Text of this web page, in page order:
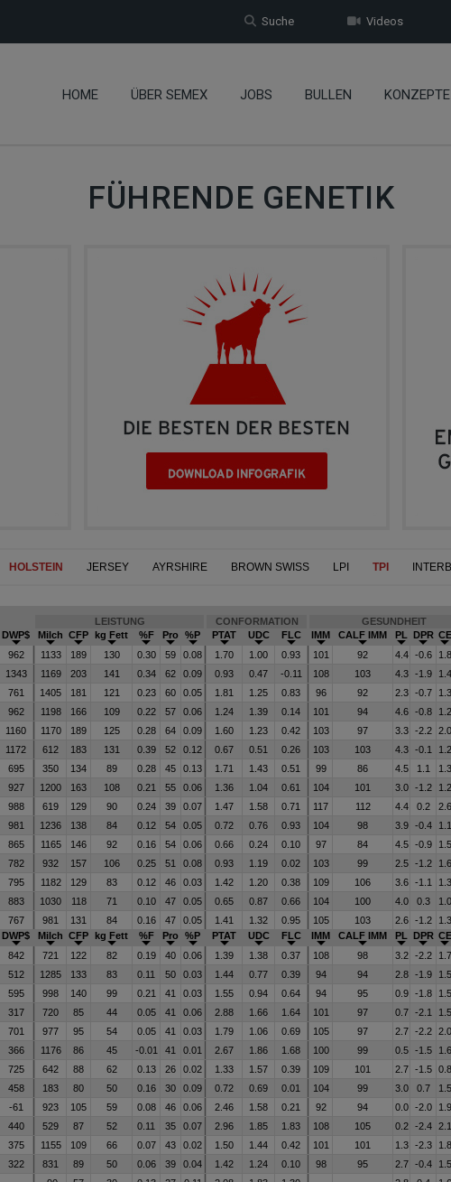
Videos
Suche
HOME ÜBER SEMEX JOBS BULLEN KONZEPTE
FÜHRENDE GENETIK